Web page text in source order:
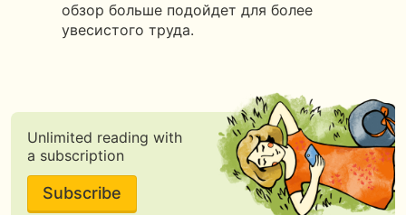
обзор больше подойдет для более
увесистого труда.
Unlimited reading with
a subscription
Subscribe